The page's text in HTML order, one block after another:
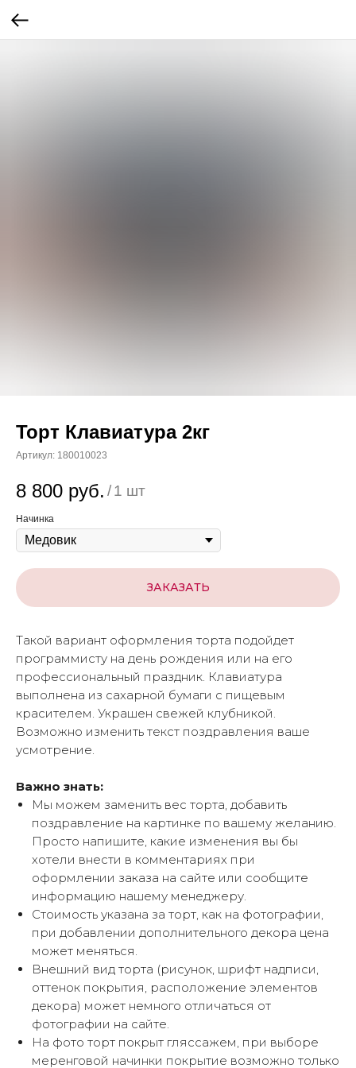
Торт Клавиатура 2кг
Артикул: 180010023
8 800 руб. /1 шт
Начинка
ЗАКАЗАТЬ
Такой вариант оформления торта подойдет
программисту на день рождения или на его
профессиональный праздник. Клавиатура
выполнена из сахарной бумаги с пищевым
красителем. Украшен свежей клубникой.
Возможно изменить текст поздравления ваше
усмотрение.
Важно знать:
Мы можем заменить вес торта, добавить
поздравление на картинке по вашему желанию.
Просто напишите, какие изменения вы бы
хотели внести в комментариях при
оформлении заказа на сайте или сообщите
информацию нашему менеджеру.
Стоимость указана за торт, как на фотографии,
при добавлении дополнительного декора цена
может меняться.
Внешний вид торта (рисунок, шрифт надписи,
оттенок покрытия, расположение элементов
декора) может немного отличаться от
фотографии на сайте.
На фото торт покрыт гляссажем, при выборе
меренговой начинки покрытие возможно только